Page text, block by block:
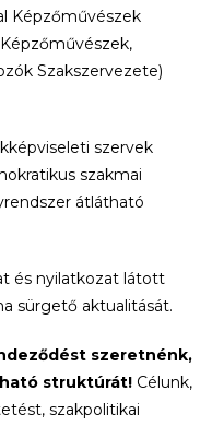
Képzőművészek
Szakszervezete)
szervek
szakmai
átlátható
és nyilatkozat látott
sürgető aktualitását.
szeretnénk,
struktúrát! Célunk,
szakpolitikai